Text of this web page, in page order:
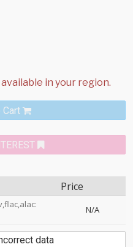
Cart
Price
N/A
data